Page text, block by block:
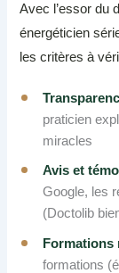
Avec l’essor du
énergéticien
les critères à
praticien
miracles
Avis et
Google, les
(Doctolib
Formations
formations